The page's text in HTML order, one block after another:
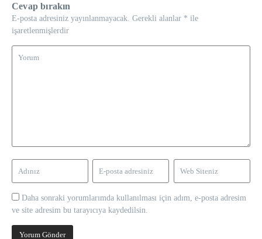
Cevap bırakın
E-posta adresiniz yayınlanmayacak. Gerekli alanlar * ile
işaretlenmişlerdir
Daha sonraki yorumlarımda kullanılması için adım, e-posta adresim
ve site adresim bu tarayıcıya kaydedilsin.